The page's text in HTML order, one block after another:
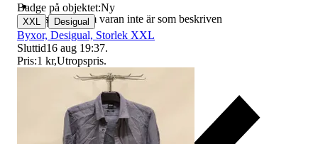
Ersättning om varan inte är som beskriven
Badge på objektet:Ny
XXL | Desigual
Byxor, Desigual, Storlek XXL
Sluttid16 aug 19:37.
Pris:1 kr,Utropspris.